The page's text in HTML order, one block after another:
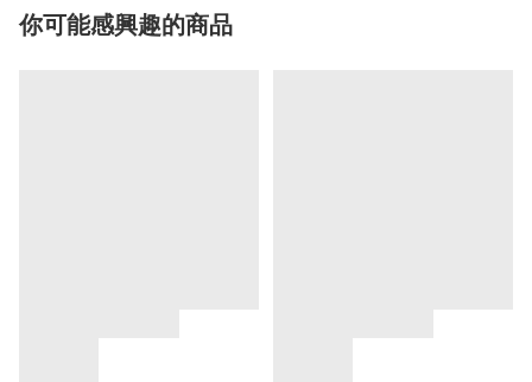
你可能感興趣的商品